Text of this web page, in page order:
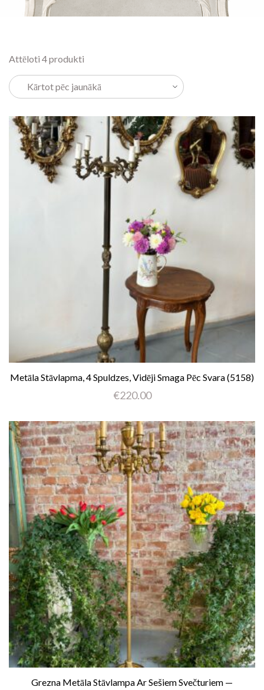
Attēloti 4 produkti
Metāla Stāvlapma, 4 Spuldzes, Vidēji Smaga Pēc Svara (5158)
€220.00
Grezna Metāla Stāvlampa Ar Sešiem Svečturiem —